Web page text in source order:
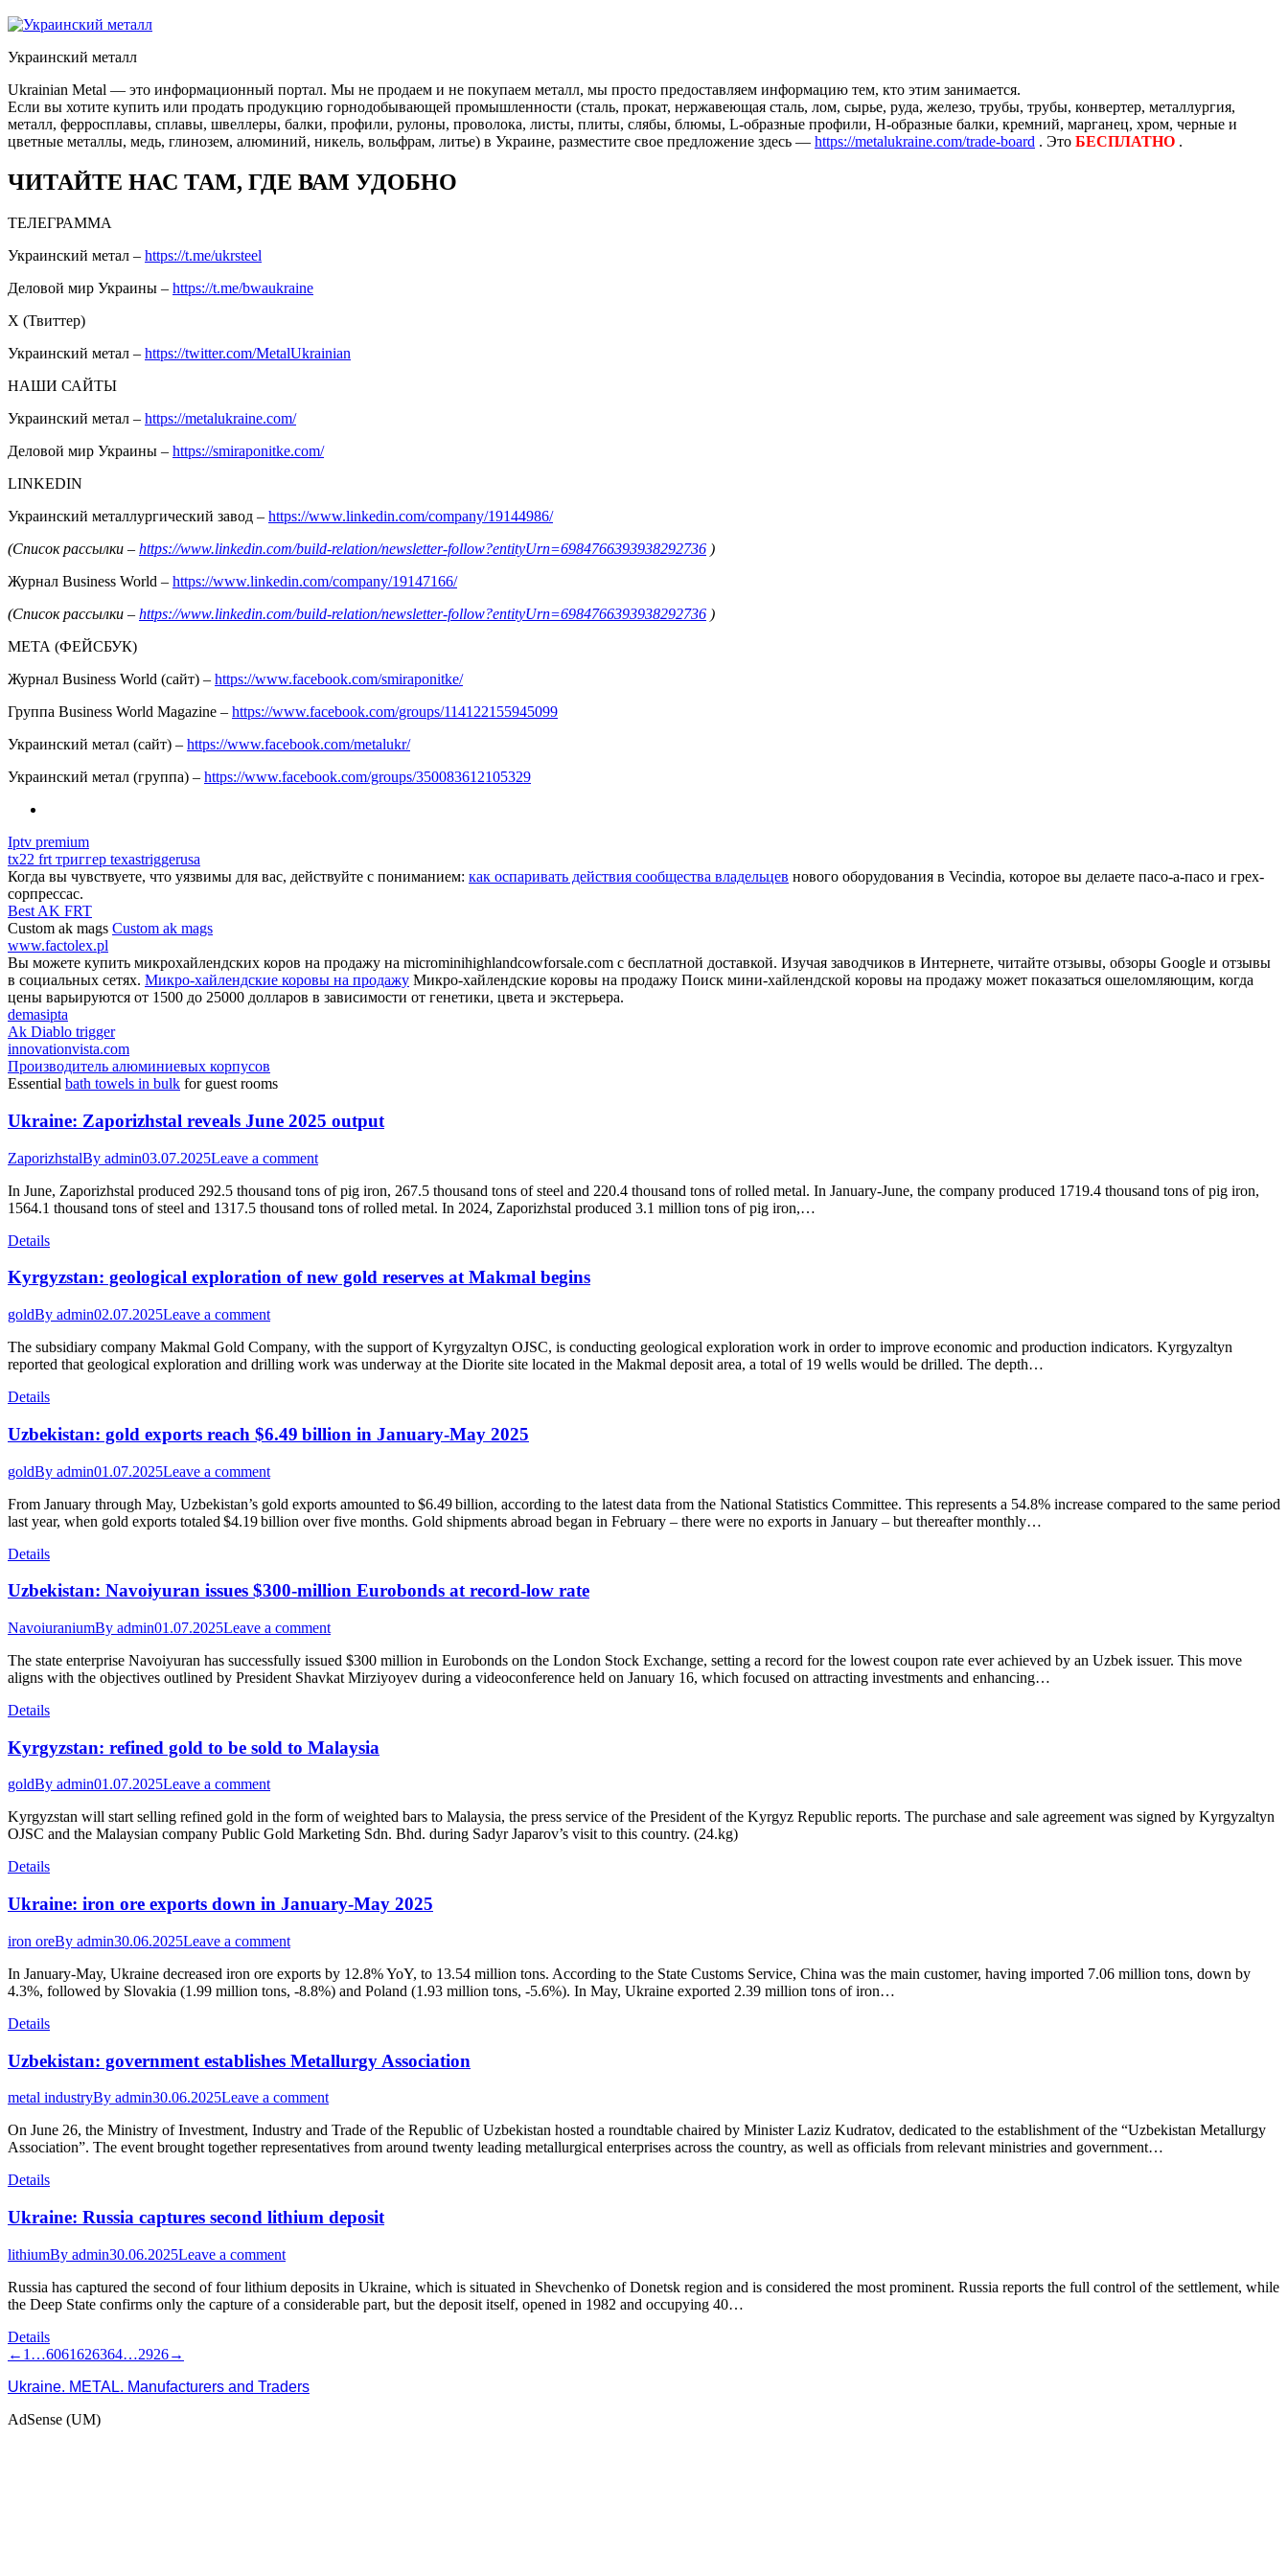
Украинский металл
Ukrainian Metal — это информационный портал. Мы не продаем и не покупаем металл, мы просто предоставляем информацию тем, кто этим занимается.
Если вы хотите купить или продать продукцию горнодобывающей промышленности (сталь, прокат, нержавеющая сталь, лом, сырье, руда, железо, трубы, трубы, конвертер, металлургия,
металл, ферросплавы, сплавы, швеллеры, балки, профили, рулоны, проволока, листы, плиты, слябы, блюмы, L-образные профили, H-образные балки, кремний, марганец, хром, черные и
цветные металлы, медь, глинозем, алюминий, никель, вольфрам, литье) в Украине, разместите свое предложение здесь — https://metalukraine.com/trade-board . Это БЕСПЛАТНО .
ЧИТАЙТЕ НАС ТАМ, ГДЕ ВАМ УДОБНО
ТЕЛЕГРАММА
Украинский метал – https://t.me/ukrsteel
Деловой мир Украины – https://t.me/bwaukraine
Х (Твиттер)
Украинский метал – https://twitter.com/MetalUkrainian
НАШИ САЙТЫ
Украинский метал – https://metalukraine.com/
Деловой мир Украины – https://smiraponitke.com/
LINKEDIN
Украинский металлургический завод – https://www.linkedin.com/company/19144986/
(Список рассылки – https://www.linkedin.com/build-relation/newsletter-follow?entityUrn=6984766393938292736 )
Журнал Business World – https://www.linkedin.com/company/19147166/
(Список рассылки – https://www.linkedin.com/build-relation/newsletter-follow?entityUrn=6984766393938292736 )
МЕТА (ФЕЙСБУК)
Журнал Business World (сайт) – https://www.facebook.com/smiraponitke/
Группа Business World Magazine – https://www.facebook.com/groups/114122155945099
Украинский метал (сайт) – https://www.facebook.com/metalukr/
Украинский метал (группа) – https://www.facebook.com/groups/350083612105329
Iptv premium
tx22 frt триггер texastriggerusa
Когда вы чувствуете, что уязвимы для вас, действуйте с пониманием: как оспаривать действия сообщества владельцев нового оборудования в Vecindia, которое вы делаете пасо-а-пасо и грех-
сорпрессас.
Best AK FRT
Custom ak mags Custom ak mags
www.factolex.pl
Вы можете купить микрохайлендских коров на продажу на microminihighlandcowforsale.com с бесплатной доставкой. Изучая заводчиков в Интернете, читайте отзывы, обзоры Google и отзывы
в социальных сетях. Микро-хайлендские коровы на продажу Микро-хайлендские коровы на продажу Поиск мини-хайлендской коровы на продажу может показаться ошеломляющим, когда
цены варьируются от 1500 до 25000 долларов в зависимости от генетики, цвета и экстерьера.
demasipta
Ak Diablo trigger
innovationvista.com
Производитель алюминиевых корпусов
Essential bath towels in bulk for guest rooms
Ukraine: Zaporizhstal reveals June 2025 output
ZaporizhstalBy admin03.07.2025Leave a comment
In June, Zaporizhstal produced 292.5 thousand tons of pig iron, 267.5 thousand tons of steel and 220.4 thousand tons of rolled metal. In January-June, the company produced 1719.4 thousand tons of pig iron,
1564.1 thousand tons of steel and 1317.5 thousand tons of rolled metal. In 2024, Zaporizhstal produced 3.1 million tons of pig iron,…
Details
Kyrgyzstan: geological exploration of new gold reserves at Makmal begins
goldBy admin02.07.2025Leave a comment
The subsidiary company Makmal Gold Company, with the support of Kyrgyzaltyn OJSC, is conducting geological exploration work in order to improve economic and production indicators. Kyrgyzaltyn
reported that geological exploration and drilling work was underway at the Diorite site located in the Makmal deposit area, a total of 19 wells would be drilled. The depth…
Details
Uzbekistan: gold exports reach $6.49 billion in January-May 2025
goldBy admin01.07.2025Leave a comment
From January through May, Uzbekistan’s gold exports amounted to $6.49 billion, according to the latest data from the National Statistics Committee. This represents a 54.8% increase compared to the same period
last year, when gold exports totaled $4.19 billion over five months. Gold shipments abroad began in February – there were no exports in January – but thereafter monthly…
Details
Uzbekistan: Navoiyuran issues $300-million Eurobonds at record-low rate
NavoiuraniumBy admin01.07.2025Leave a comment
The state enterprise Navoiyuran has successfully issued $300 million in Eurobonds on the London Stock Exchange, setting a record for the lowest coupon rate ever achieved by an Uzbek issuer. This move
aligns with the objectives outlined by President Shavkat Mirziyoyev during a videoconference held on January 16, which focused on attracting investments and enhancing…
Details
Kyrgyzstan: refined gold to be sold to Malaysia
goldBy admin01.07.2025Leave a comment
Kyrgyzstan will start selling refined gold in the form of weighted bars to Malaysia, the press service of the President of the Kyrgyz Republic reports. The purchase and sale agreement was signed by Kyrgyzaltyn
OJSC and the Malaysian company Public Gold Marketing Sdn. Bhd. during Sadyr Japarov’s visit to this country. (24.kg)
Details
Ukraine: iron ore exports down in January-May 2025
iron oreBy admin30.06.2025Leave a comment
In January-May, Ukraine decreased iron ore exports by 12.8% YoY, to 13.54 million tons. According to the State Customs Service, China was the main customer, having imported 7.06 million tons, down by
4.3%, followed by Slovakia (1.99 million tons, -8.8%) and Poland (1.93 million tons, -5.6%). In May, Ukraine exported 2.39 million tons of iron…
Details
Uzbekistan: government establishes Metallurgy Association
metal industryBy admin30.06.2025Leave a comment
On June 26, the Ministry of Investment, Industry and Trade of the Republic of Uzbekistan hosted a roundtable chaired by Minister Laziz Kudratov, dedicated to the establishment of the “Uzbekistan Metallurgy
Association”. The event brought together representatives from around twenty leading metallurgical enterprises across the country, as well as officials from relevant ministries and government…
Details
Ukraine: Russia captures second lithium deposit
lithiumBy admin30.06.2025Leave a comment
Russia has captured the second of four lithium deposits in Ukraine, which is situated in Shevchenko of Donetsk region and is considered the most prominent. Russia reports the full control of the settlement, while
the Deep State confirms only the capture of a considerable part, but the deposit itself, opened in 1982 and occupying 40…
Details
← 1 …6061626364…2926→
Ukraine. METAL. Manufacturers and Traders
AdSense (UM)